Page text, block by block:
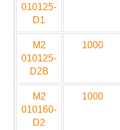
010125-
D1
M2
010125-
D2B
1000
M2
010160-
D2
1000